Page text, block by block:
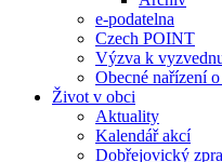
e-podatelna
Czech POINT
Výzva k
Obecné nařízení
Život v obci
Aktuality
Kalendář akcí
Dobřejovický